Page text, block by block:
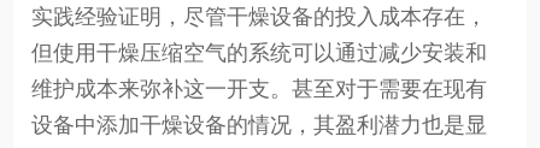
实践经验证明，尽管干燥设备的投入成本存在，
但使用干燥压缩空气的系统可以通过减少安装和
维护成本来弥补这一开支。甚至对于需要在现有
设备中添加干燥设备的情况，其盈利潜力也是显